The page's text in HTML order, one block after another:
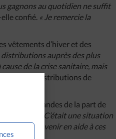
gagnons au quotidien ne suffit
confié. « Je remercie la
vêtements d’hiver et des
distributions auprès des plus
de la crise sanitaire, mais
des distributions de
demandes de la part de
à offrir. C’était une situation
et à venir en aide à ces